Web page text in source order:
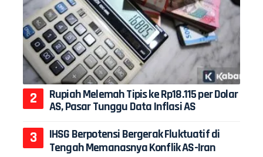
Rupiah Melemah Tipis ke Rp18.115 per Dolar
AS, Pasar Tunggu Data Inflasi AS
IHSG Berpotensi Bergerak Fluktuatif di
Tengah Memanasnya Konflik AS-Iran